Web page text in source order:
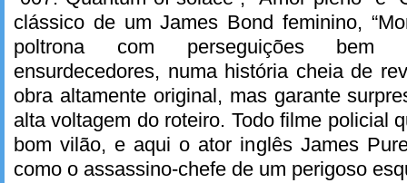
clássico de um James Bond feminino,
poltrona com perseguições bem
ensurdecedores, numa história cheia de
obra altamente original, mas garante
alta voltagem do roteiro. Todo filme policial
bom vilão, e aqui o ator inglês James
como o assassino-chefe de um perigoso